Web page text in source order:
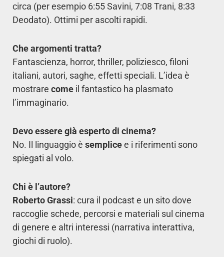
circa (per esempio 6:55 Savini, 7:08 Trani, 8:33
Deodato). Ottimi per ascolti rapidi.
Che argomenti tratta?
Fantascienza, horror, thriller, poliziesco, filoni
italiani, autori, saghe, effetti speciali. L’idea è
mostrare come il fantastico ha plasmato
l’immaginario.
Devo essere già esperto di cinema?
No. Il linguaggio è semplicee i riferimenti sono
spiegati al volo.
Chi è l’autore?
Roberto Grassi: cura il podcast e un sito dove
raccoglie schede, percorsi e materiali sul cinema
di genere e altri interessi (narrativa interattiva,
giochi di ruolo).